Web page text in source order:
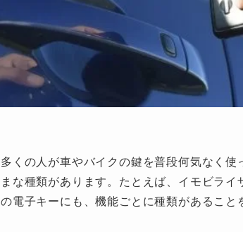
多くの人が車やバイクの鍵を普段何気なく
まな種類があります。たとえば、イモビラ
の電子キーにも、機能ごとに種類があること